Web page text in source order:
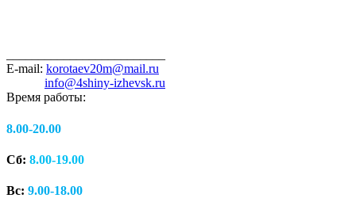
E-mail: korotaev20m@mail.ru
info@4shiny-izhevsk.ru
Время работы:
8.00-20.00
Сб: 8.00-19.00
Вс: 9.00-18.00